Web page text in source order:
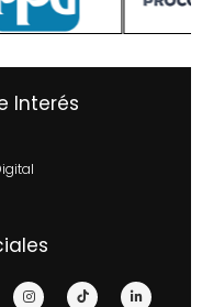
Interés